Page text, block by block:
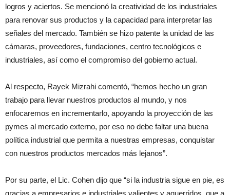
logros y aciertos. Se mencionó la creatividad de los industriales
para renovar sus productos y la capacidad para interpretar las
señales del mercado. También se hizo patente la unidad de las
cámaras, proveedores, fundaciones, centro tecnológicos e
industriales, así como el compromiso del gobierno actual.
Al respecto, Rayek Mizrahi comentó, “hemos hecho un gran
trabajo para llevar nuestros productos al mundo, y nos
enfocaremos en incrementarlo, apoyando la proyección de las
pymes al mercado externo, por eso no debe faltar una buena
política industrial que permita a nuestras empresas, conquistar
con nuestros productos mercados más lejanos”.
Por su parte, el Lic. Cohen dijo que “si la industria sigue en pie, es
gracias a empresarios e industriales valientes y aguerridos, que a